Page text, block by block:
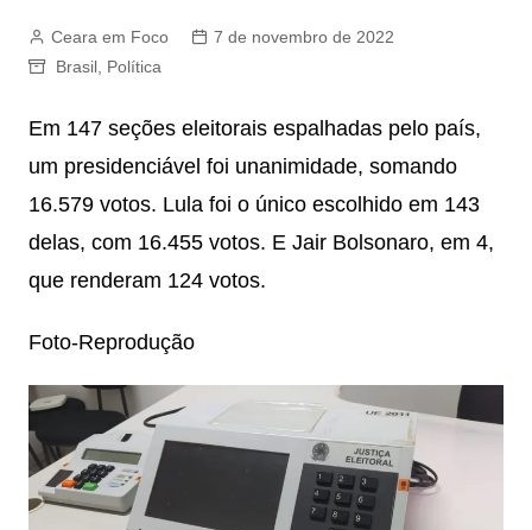
Ceara em Foco
7 de novembro de 2022
Brasil, Política
Em 147 seções eleitorais espalhadas pelo país,
um presidenciável foi unanimidade, somando
16.579 votos. Lula foi o único escolhido em 143
delas, com 16.455 votos. E Jair Bolsonaro, em 4,
que renderam 124 votos.
Foto-Reprodução